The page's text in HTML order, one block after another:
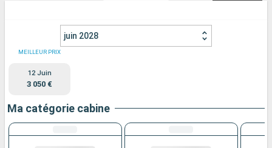
juin 2028
MEILLEUR PRIX
12 Juin
3 050 €
Ma catégorie cabine
Ports Compagnies